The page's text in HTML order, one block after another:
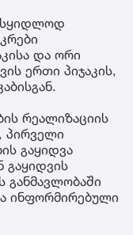
და ორი
ერთი პიჯაკის,
რეალიზაციის
პირველი
გაყიდვა
განმავლობაში
ინფორმირებული